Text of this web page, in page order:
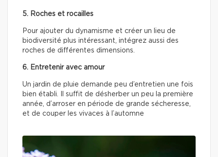
5. Roches et rocailles
Pour ajouter du dynamisme et créer un lieu de
biodiversité plus intéressant, intégrez aussi des
roches de différentes dimensions.
6. Entretenir avec amour
Un jardin de pluie demande peu d’entretien une fois
bien établi. Il suffit de désherber un peu la première
année, d’arroser en période de grande sécheresse,
et de couper les vivaces à l’automne